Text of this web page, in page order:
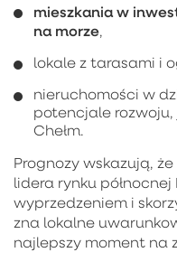
mieszkania w
na morze,
lokale z tarasami i
nieruchomości w
potencjale
Chełm.
Prognozy wskazują,
lidera rynku
wyprzedzeniem i
zna lokalne
najlepszy moment na